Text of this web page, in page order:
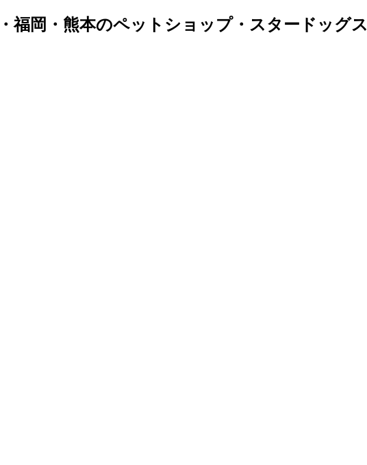
福岡・熊本のペットショップ・スタードッグス